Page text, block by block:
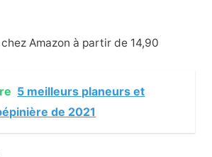
Amazon à partir de 14,90
5 meilleurs planeurs et
de 2021